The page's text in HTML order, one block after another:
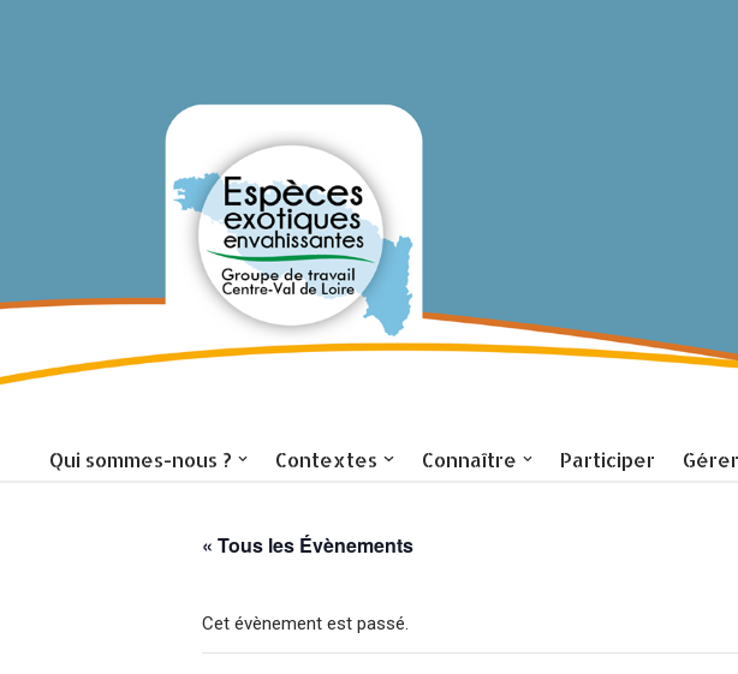
Accueil
Qui sommes-nous ? Contextes Connaître Participer Gérer
« Tous les Évènements
Cet évènement est passé.